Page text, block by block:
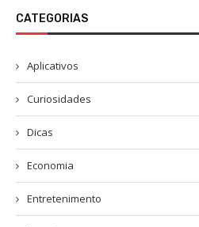
CATEGORIAS
Aplicativos
Curiosidades
Dicas
Economia
Entretenimento